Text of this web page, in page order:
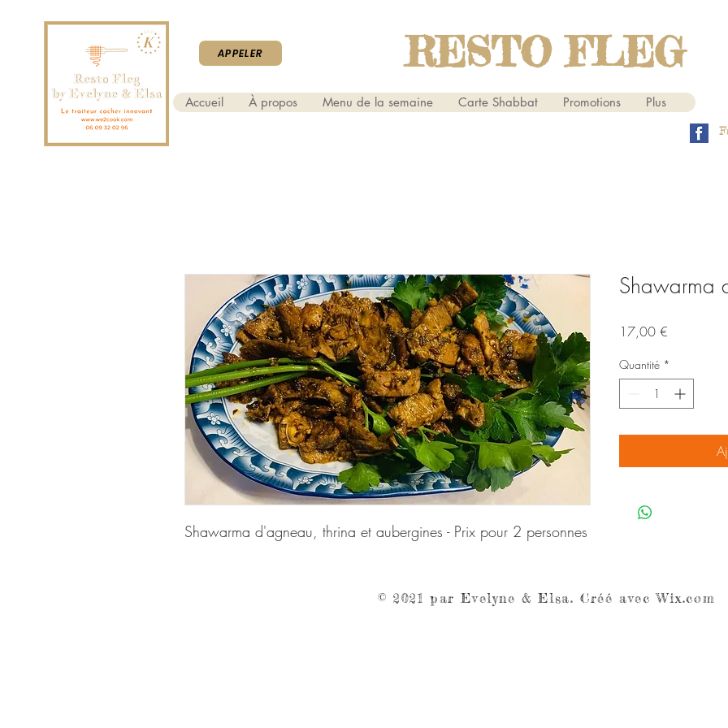
APPELER RESTO FLEG
Accueil À propos Menu de la semaine Carte Shabbat Promotions Plus
Shawarma d'agneau, thrina et aubergines - Prix pour 2 personnes
Shawarma
17,00 €
Quantité *
© 2021 par Evelyne & Elsa. Créé avecWix.com